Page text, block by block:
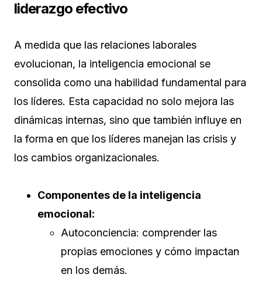
liderazgo efectivo
A medida que las relaciones laborales
evolucionan, la inteligencia emocional se
consolida como una habilidad fundamental para
los líderes. Esta capacidad no solo mejora las
dinámicas internas, sino que también influye en
la forma en que los líderes manejan las crisis y
los cambios organizacionales.
Componentes de la inteligencia
emocional:
Autoconciencia: comprender las
propias emociones y cómo impactan
en los demás.